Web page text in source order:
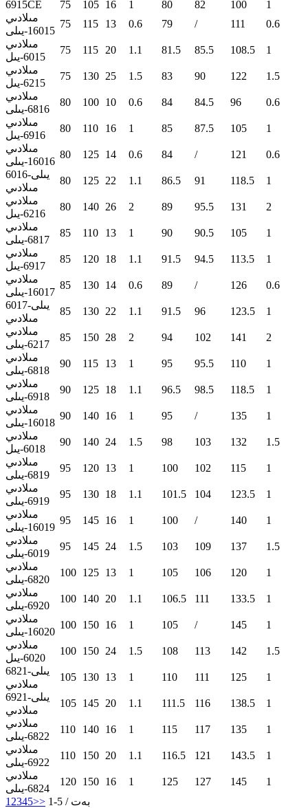
6915CE
75 105 16 1 80 82 100
1
مىلادىي
16015-يىلى
75 115 13 0.6 79 / 111
0.6
مىلادىي
6015-يىل
75 115 20 1.1 81.5 85.5 108.5
1
مىلادىي
6215-يىل
75 130 25 1.5 83 90 122
1.5
مىلادىي
6816-يىلى
80 100 10 0.6 84 84.5 96
0.6
مىلادىي
6916-يىل
80 110 16 1 85 87.5 105
1
مىلادىي
16016-يىلى
80 125 14 0.6 84 / 121
0.6
6016-يىلى
مىلادىي
80 125 22 1.1 86.5 91 118.5
1
مىلادىي
6216-يىل
80 140 26 2 89 95.5 131
2
مىلادىي
6817-يىلى
85 110 13 1 90 90.5 105
1
مىلادىي
6917-يىل
85 120 18 1.1 91.5 94.5 113.5
1
مىلادىي
16017-يىلى
85 130 14 0.6 89 / 126
0.6
6017-يىلى
مىلادىي
85 130 22 1.1 91.5 96 123.5
1
مىلادىي
6217-يىلى
85 150 28 2 94 102 141
2
مىلادىي
6818-يىلى
90 115 13 1 95 95.5 110
1
مىلادىي
6918-يىلى
90 125 18 1.1 96.5 98.5 118.5
1
مىلادىي
16018-يىلى
90 140 16 1 95 / 135
1
مىلادىي
6018-يىل
90 140 24 1.5 98 103 132
1.5
مىلادىي
6819-يىلى
95 120 13 1 100 102 115
1
مىلادىي
6919-يىلى
95 130 18 1.1 101.5 104 123.5
1
مىلادىي
16019-يىلى
95 145 16 1 100 / 140
1
مىلادىي
6019-يىلى
95 145 24 1.5 103 109 137
1.5
مىلادىي
6820-يىلى
100 125 13 1 105 106 120
1
مىلادىي
6920-يىلى
100 140 20 1.1 106.5 111 133.5
1
مىلادىي
16020-يىلى
100 150 16 1 105 / 145
1
مىلادىي
6020-يىل
100 150 24 1.5 108 113 142
1.5
6821-يىلى
مىلادىي
105 130 13 1 110 111 125
1
6921-يىلى
مىلادىي
105 145 20 1.1 111.5 116 138.5
1
مىلادىي
6822-يىلى
110 140 16 1 115 117 135
1
مىلادىي
6922-يىلى
110 150 20 1.1 116.5 121 143.5
1
مىلادىي
6824-يىلى
120 150 16 1 125 127 145
1
1 2345>> 1-بەت / 5